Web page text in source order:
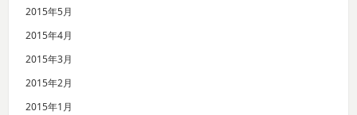
2015年5月
2015年4月
2015年3月
2015年2月
2015年1月